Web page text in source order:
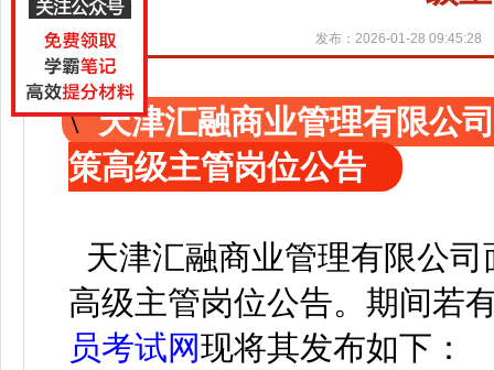
发布：2026-01-28 09:45:28
天津汇融商业管理有限公
策高级主管岗位公告
天津汇融商业管理有限公
高级主管岗位公告。 期间若
员考试网现将其发布如下：